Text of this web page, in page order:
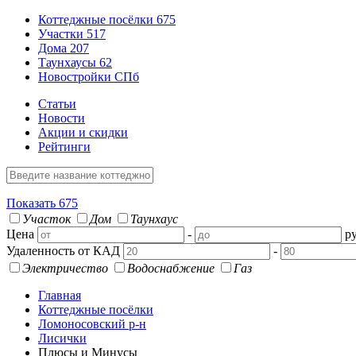
Коттеджные посёлки 675
Участки 517
Дома 207
Таунхаусы 62
Новостройки СПб
Статьи
Новости
Акции и скидки
Рейтинги
Показать 675
Участок
Дом
Таунхаус
Цена
-
Удаленность от КАД
-
Электричество
Водоснабжение
Газ
Главная
Коттеджные посёлки
Ломоносовский р-н
Лисички
Плюсы и Минусы